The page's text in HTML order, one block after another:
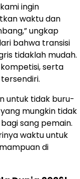
ingin
waktu dan
ungkap
bahwa transisi
tidaklah mudah.
serta
untuk tidak buru-
mungkin tidak
sang pemain.
waktu untuk
di